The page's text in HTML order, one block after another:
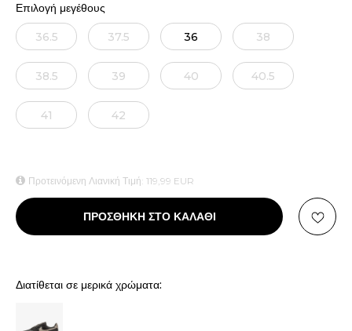
Επιλογή μεγέθους
36.5 37.5 36 38
38.5 39 40 40.5
41 42
Προτεινόμενη Λιανική Τιμή: 119,99 EUR
ΠΡΟΣΘΗΚΗ ΣΤΟ ΚΑΛΑΘΙ
Διατίθεται σε μερικά χρώματα: